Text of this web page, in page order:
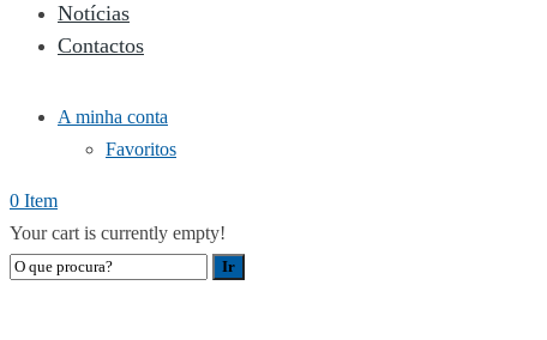
Notícias
Contactos
A minha conta
Favoritos
0 Item
Your cart is currently empty!